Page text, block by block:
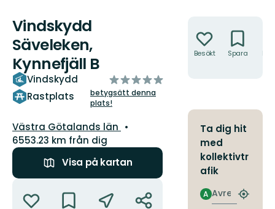
Vindskydd
Säveleken,
Kynnefjäll B
Vindskydd
Rastplats
av
5
stjärnor
betygsätt denna
plats!
Län:
Västra Götalands län
6553.23 km från dig
Visa på kartan
Besökt Spara
Ta dig hit
med
kollektivtr
afik
Avresa
A
Hitta